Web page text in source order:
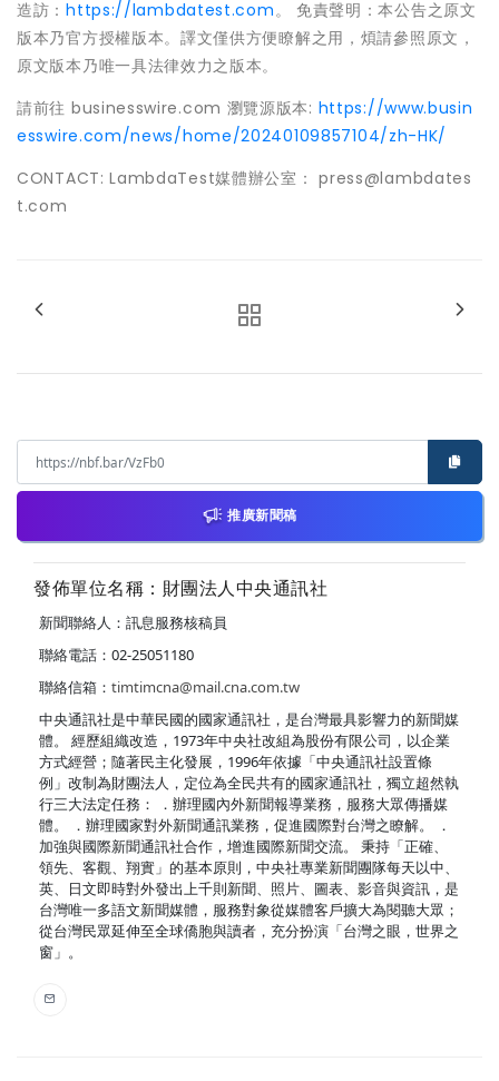
造訪：https://lambdatest.com。 免責聲明：本公告之原文
版本乃官方授權版本。譯文僅供方便瞭解之用，煩請參照原文，
原文版本乃唯一具法律效力之版本。
請前往 businesswire.com 瀏覽源版本: https://www.busin
esswire.com/news/home/20240109857104/zh-HK/
CONTACT: LambdaTest媒體辦公室： press@lambdates
t.com
推廣新聞稿
發佈單位名稱：財團法人中央通訊社
新聞聯絡人：訊息服務核稿員
聯絡電話：02-25051180
聯絡信箱： timtimcna@mail.cna.com.tw
中央通訊社是中華民國的國家通訊社，是台灣最具影響力的新聞媒
體。 經歷組織改造，1973年中央社改組為股份有限公司，以企業
方式經營；隨著民主化發展，1996年依據「中央通訊社設置條
例」改制為財團法人，定位為全民共有的國家通訊社，獨立超然執
行三大法定任務： ．辦理國內外新聞報導業務，服務大眾傳播媒
體。 ．辦理國家對外新聞通訊業務，促進國際對台灣之瞭解。 ．
加強與國際新聞通訊社合作，增進國際新聞交流。 秉持「正確、
領先、客觀、翔實」的基本原則，中央社專業新聞團隊每天以中、
英、日文即時對外發出上千則新聞、照片、圖表、影音與資訊，是
台灣唯一多語文新聞媒體，服務對象從媒體客戶擴大為閱聽大眾；
從台灣民眾延伸至全球僑胞與讀者，充分扮演「台灣之眼，世界之
窗」。